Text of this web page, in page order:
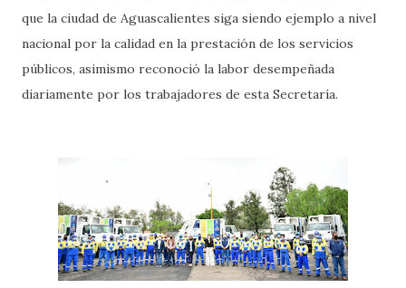
que la ciudad de Aguascalientes siga siendo ejemplo a nivel
nacional por la calidad en la prestación de los servicios
públicos, asimismo reconoció la labor desempeñada
diariamente por los trabajadores de esta Secretaría.